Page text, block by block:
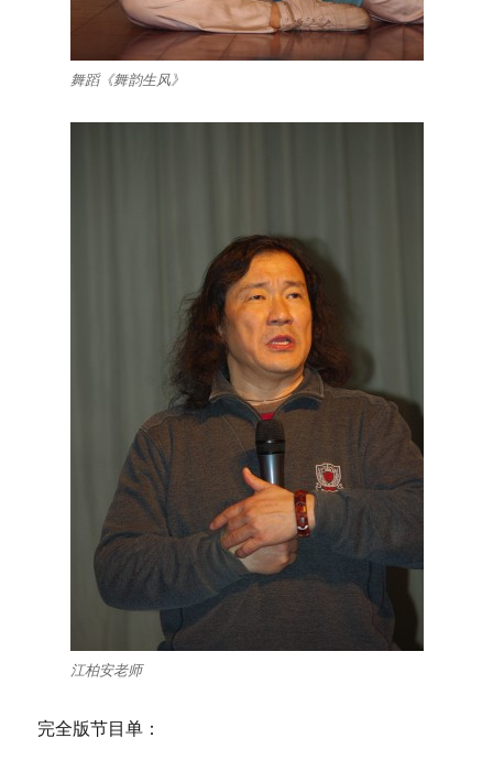
舞蹈《舞韵生风》
江柏安老师
完全版节目单：